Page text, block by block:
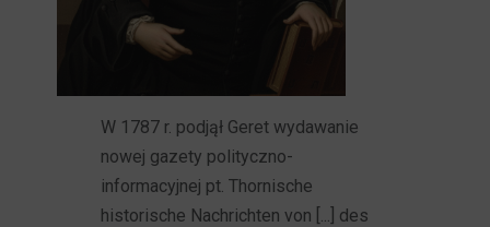
W 1787 r. podjął Geret wydawanie
nowej gazety polityczno-
informacyjnej pt. Thornische
historische Nachrichten von [...] des